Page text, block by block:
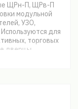
ЩРн-П, ЩРв-П
модульной
УЗО,
для
торговых
дверцы
от положения